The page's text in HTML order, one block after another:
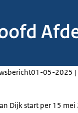
01-05-2025 |
Dijk start per 15